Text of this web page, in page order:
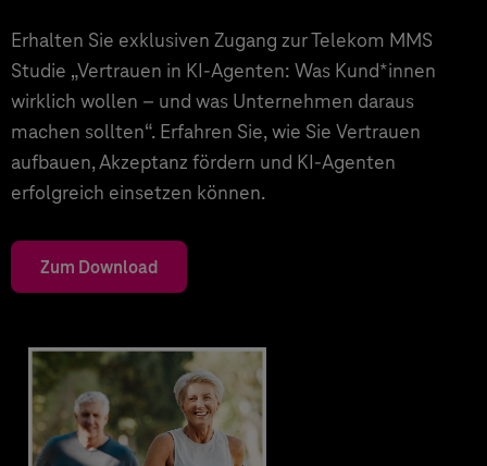
Erhalten Sie exklusiven Zugang zur Telekom MMS
Studie „Vertrauen in KI-Agenten: Was Kund*innen
wirklich wollen – und was Unternehmen daraus
machen sollten“. Erfahren Sie, wie Sie Vertrauen
aufbauen, Akzeptanz fördern und KI-Agenten
erfolgreich einsetzen können.
Zum Download